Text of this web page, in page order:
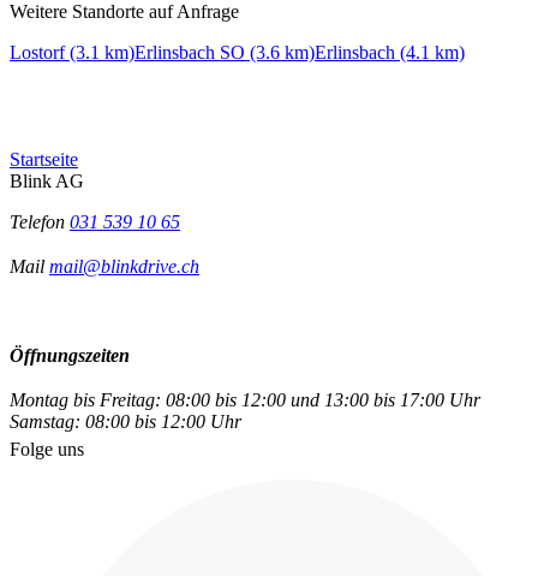
Weitere Standorte auf Anfrage
Lostorf (3.1 km)Erlinsbach SO (3.6 km)Erlinsbach (4.1 km)
Startseite
Blink AG
Telefon 031 539 10 65
Mail mail@blinkdrive.ch
Öffnungszeiten
Montag bis Freitag: 08:00 bis 12:00 und 13:00 bis 17:00 Uhr
Samstag: 08:00 bis 12:00 Uhr
Folge uns